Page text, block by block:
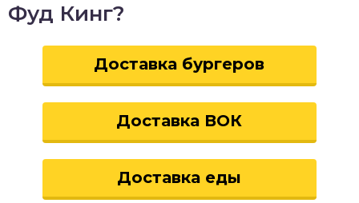
Фуд Кинг?
Доставка бургеров
Доставка ВОК
Доставка еды